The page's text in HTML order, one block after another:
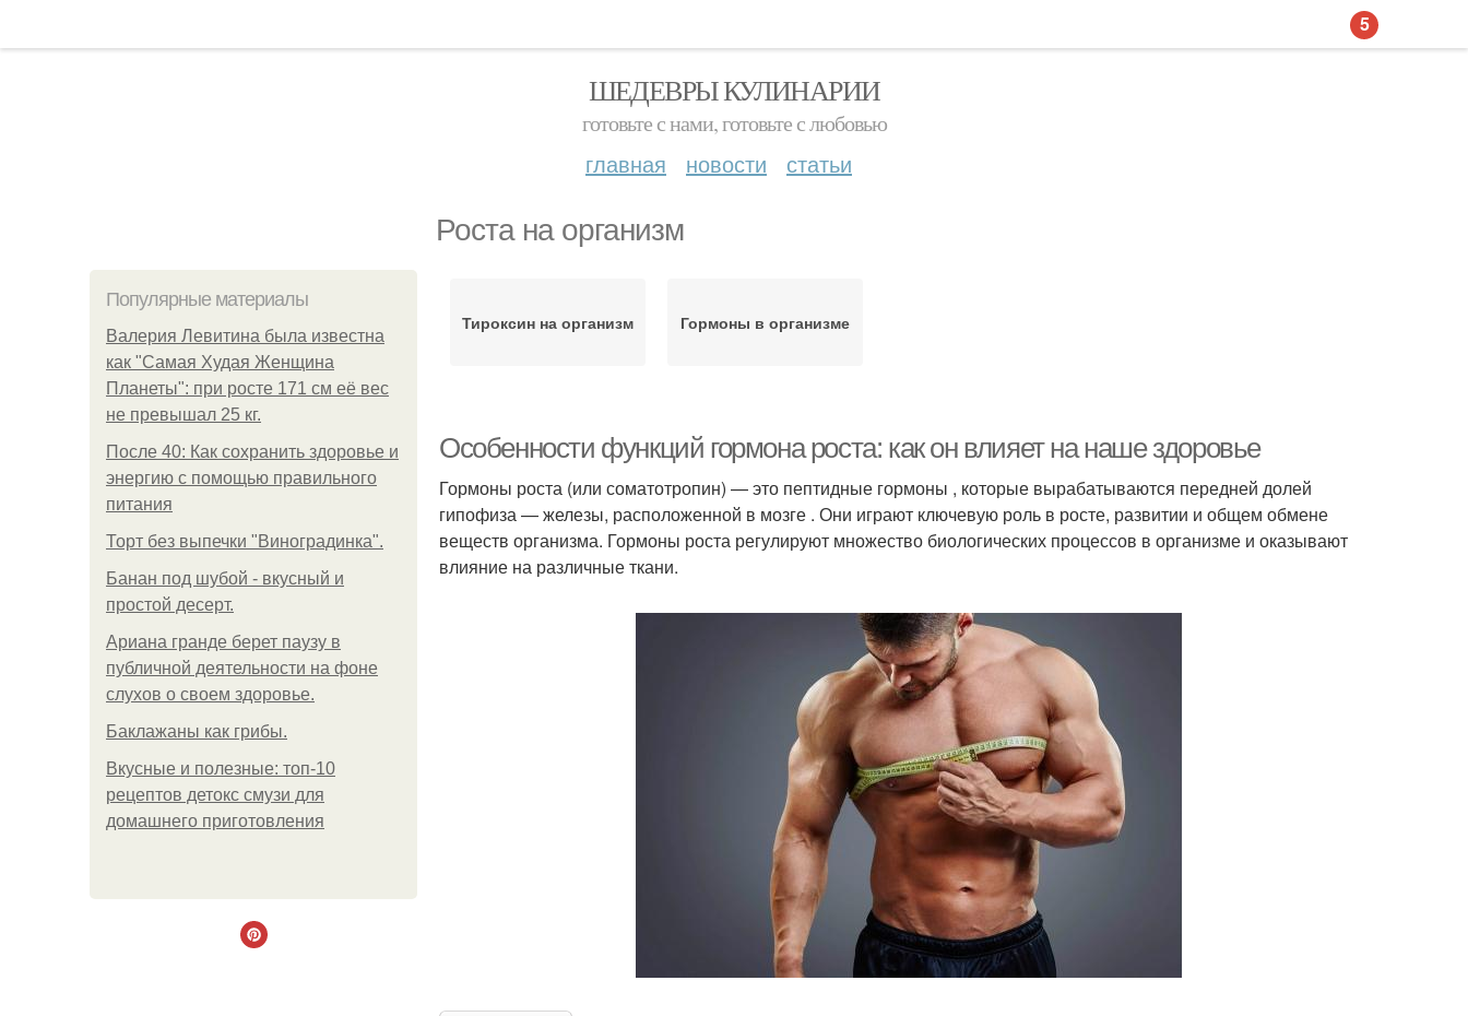
ШЕДЕВРЫ КУЛИНАРИИ
готовьте с нами, готовьте с любовью
главная новости статьи
Роста на организм
Популярные материалы
Валерия Левитина была известна
как "Самая Худая Женщина
Планеты": при росте 171 см её вес
не превышал 25 кг.
После 40: Как сохранить здоровье и
энергию с помощью правильного
питания
Торт без выпечки "Виноградинка".
Банан под шубой - вкусный и
простой десерт.
Ариана гранде берет паузу в
публичной деятельности на фоне
слухов о своем здоровье.
Баклажаны как грибы.
Вкусные и полезные: топ-10
рецептов детокс смузи для
домашнего приготовления
Тироксин на организм Гормоны в организме
Особенности функций гормона роста: как он влияет на наше здоровье
Гормоны роста (или соматотропин) — это пептидные гормоны , которые вырабатываются передней долей
гипофиза — железы, расположенной в мозге . Они играют ключевую роль в росте, развитии и общем обмене
веществ организма. Гормоны роста регулируют множество биологических процессов в организме и оказывают
влияние на различные ткани.
5